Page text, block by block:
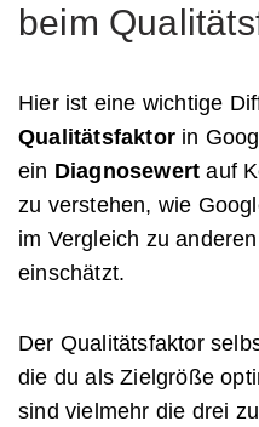
beim
Hier ist eine wichtige
Qualitätsfaktor in
ein Diagnosewert auf
zu verstehen, wie
im Vergleich zu
einschätzt.
Der Qualitätsfaktor
die du als Zielgröße
sind vielmehr die drei